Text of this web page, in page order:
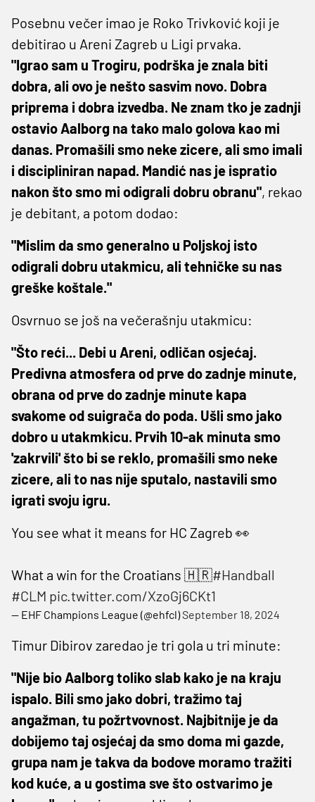
Posebnu večer imao je Roko Trivković koji je
debitirao u Areni Zagreb u Ligi prvaka.
"Igrao sam u Trogiru, podrška je znala biti
dobra, ali ovo je nešto sasvim novo. Dobra
priprema i dobra izvedba. Ne znam tko je zadnji
ostavio Aalborg na tako malo golova kao mi
danas. Promašili smo neke zicere, ali smo imali
i discipliniran napad. Mandić nas je ispratio
nakon što smo mi odigrali dobru obranu", rekao
je debitant, a potom dodao:
"Mislim da smo generalno u Poljskoj isto
odigrali dobru utakmicu, ali tehničke su nas
greške koštale."
Osvrnuo se još na večerašnju utakmicu:
"Što reći... Debi u Areni, odličan osjećaj.
Predivna atmosfera od prve do zadnje minute,
obrana od prve do zadnje minute kapa
svakome od suigrača do poda. Ušli smo jako
dobro u utakmkicu. Prvih 10-ak minuta smo
'zakrvili' što bi se reklo, promašili smo neke
zicere, ali to nas nije sputalo, nastavili smo
igrati svoju igru.
You see what it means for HC Zagreb 👀
What a win for the Croatians 🇭🇷#Handball
#CLM pic.twitter.com/XzoGj6CKt1
— EHF Champions League (@ehfcl)September 18, 2024
Timur Dibirov zaredao je tri gola u tri minute:
"Nije bio Aalborg toliko slab kako je na kraju
ispalo. Bili smo jako dobri, tražimo taj
angažman, tu požrtvovnost. Najbitnije je da
dobijemo taj osjećaj da smo doma mi gazde,
grupa nam je takva da bodove moramo tražiti
kod kuće, a u gostima sve što ostvarimo je